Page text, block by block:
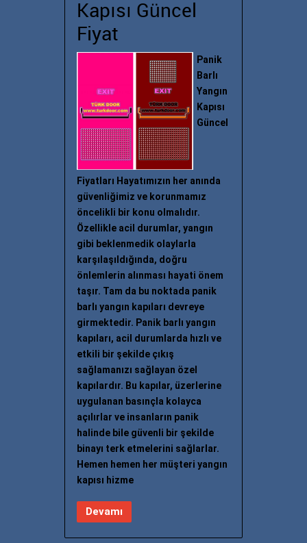
Kapısı Güncel
Fiyat
Panik
Barlı
Yangın
Kapısı
Güncel
Fiyatları Hayatımızın her anında
güvenliğimiz ve korunmamız
öncelikli bir konu olmalıdır.
Özellikle acil durumlar, yangın
gibi beklenmedik olaylarla
karşılaşıldığında, doğru
önlemlerin alınması hayati önem
taşır. Tam da bu noktada panik
barlı yangın kapıları devreye
girmektedir. Panik barlı yangın
kapıları, acil durumlarda hızlı ve
etkili bir şekilde çıkış
sağlamanızı sağlayan özel
kapılardır. Bu kapılar, üzerlerine
uygulanan basınçla kolayca
açılırlar ve insanların panik
halinde bile güvenli bir şekilde
binayı terk etmelerini sağlarlar.
Hemen hemen her müşteri yangın
kapısı hizme
Devamı